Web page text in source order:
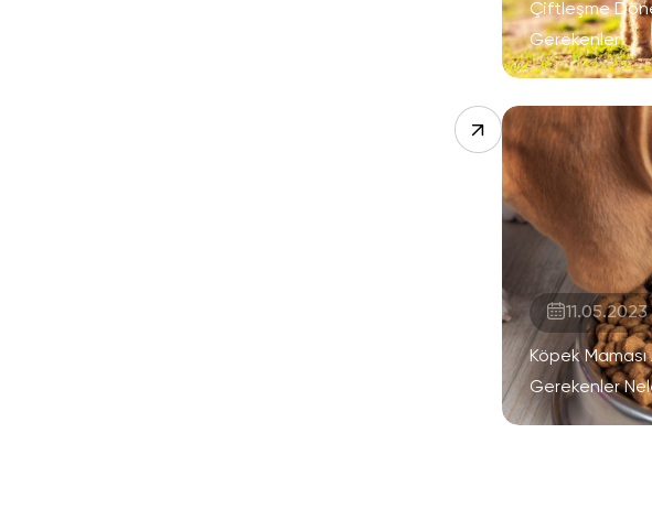
Çiftleşme
Gerekenler
11.05.2023
Köpek
Gerekenler